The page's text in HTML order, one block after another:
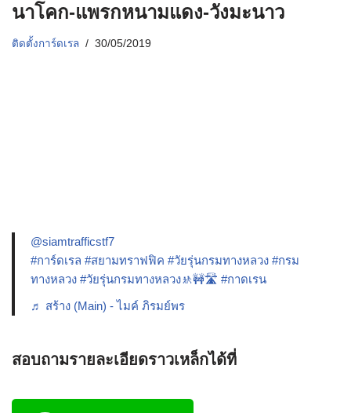
นาโคก-แพรกหนามแดง-วังมะนาว
ติดตั้งการ์ดเรล 30/05/2019
@siamtrafficstf7
#การ์ดเรล #สยามทราฟฟิค #วัยรุ่นกรมทางหลวง #กรม
ทางหลวง #วัยรุ่นกรมทางหลวง🚸🚧🛣️ #กาดเรน
♬ สร้าง (Main) - ไมค์ ภิรมย์พร
สอบถามรายละเอียดราวเหล็กได้ที่